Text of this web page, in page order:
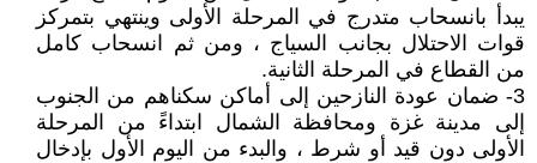
يبدأ بانسحاب متدرج في المرحلة الأولى وينتهي بتمركز
قوات الاحتلال بجانب السياج ، ومن ثم انسحاب كامل
من القطاع في المرحلة الثانية.
3- ضمان عودة النازحين إلى أماكن سكناهم من الجنوب
إلى مدينة غزة ومحافظة الشمال ابتداءً من المرحلة
الأولى دون قيد أو شرط ، والبدء من اليوم الأول بإدخال